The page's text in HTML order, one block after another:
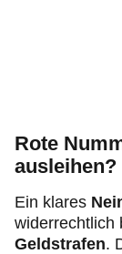
Rote
ausleihen?
Ein klares
widerrechtlich
Geldstrafen.